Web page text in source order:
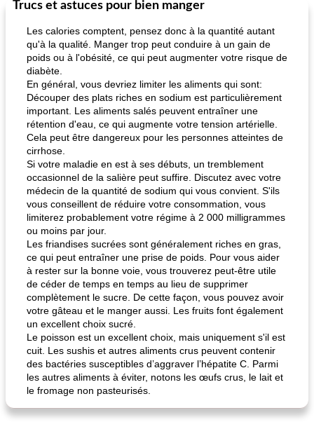
Trucs et astuces pour bien manger
Les calories comptent, pensez donc à la quantité autant
qu'à la qualité. Manger trop peut conduire à un gain de
poids ou à l'obésité, ce qui peut augmenter votre risque de
diabète.
En général, vous devriez limiter les aliments qui sont:
Découper des plats riches en sodium est particulièrement
important. Les aliments salés peuvent entraîner une
rétention d'eau, ce qui augmente votre tension artérielle.
Cela peut être dangereux pour les personnes atteintes de
cirrhose.
Si votre maladie en est à ses débuts, un tremblement
occasionnel de la salière peut suffire. Discutez avec votre
médecin de la quantité de sodium qui vous convient. S'ils
vous conseillent de réduire votre consommation, vous
limiterez probablement votre régime à 2 000 milligrammes
ou moins par jour.
Les friandises sucrées sont généralement riches en gras,
ce qui peut entraîner une prise de poids. Pour vous aider
à rester sur la bonne voie, vous trouverez peut-être utile
de céder de temps en temps au lieu de supprimer
complètement le sucre. De cette façon, vous pouvez avoir
votre gâteau et le manger aussi. Les fruits font également
un excellent choix sucré.
Le poisson est un excellent choix, mais uniquement s'il est
cuit. Les sushis et autres aliments crus peuvent contenir
des bactéries susceptibles d’aggraver l’hépatite C. Parmi
les autres aliments à éviter, notons les œufs crus, le lait et
le fromage non pasteurisés.